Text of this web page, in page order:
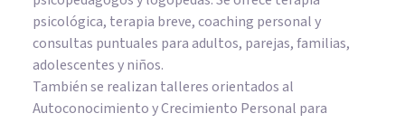
psicológica, terapia breve, coaching personal y
consultas puntuales para adultos, parejas, familias,
adolescentes y niños.
También se realizan talleres orientados al
Autoconocimiento y Crecimiento Personal para